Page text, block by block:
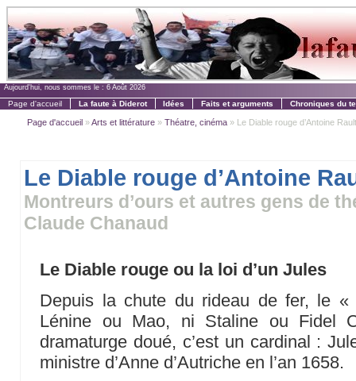
Aujourd'hui, nous sommes le : 6 Août 2026
Page d'accueil La faute à Diderot Idées Faits et arguments Chroniques du
Page d'accueil »Arts et littérature »Théatre, cinéma » Le Diable rouge d’Antoine
Le Diable rouge d’Antoine
Montreurs d’ours et autres gens de
Claude Chanaud
Le Diable rouge ou la loi d’un Jules
Depuis la chute du rideau de fer, le «
Lénine ou Mao, ni Staline ou Fidel
dramaturge doué, c’est un cardinal :
ministre d’Anne d’Autriche en l’an 1658.